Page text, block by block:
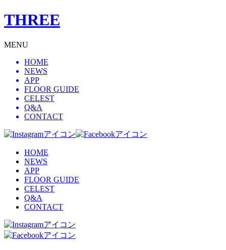
THREE
MENU
HOME
NEWS
APP
FLOOR GUIDE
CELEST
Q&A
CONTACT
HOME
NEWS
APP
FLOOR GUIDE
CELEST
Q&A
CONTACT